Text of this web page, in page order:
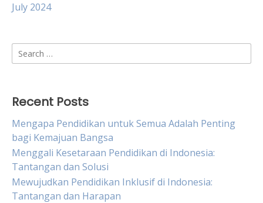
July 2024
Search
for:
Recent Posts
Mengapa Pendidikan untuk Semua Adalah Penting
bagi Kemajuan Bangsa
Menggali Kesetaraan Pendidikan di Indonesia:
Tantangan dan Solusi
Mewujudkan Pendidikan Inklusif di Indonesia:
Tantangan dan Harapan